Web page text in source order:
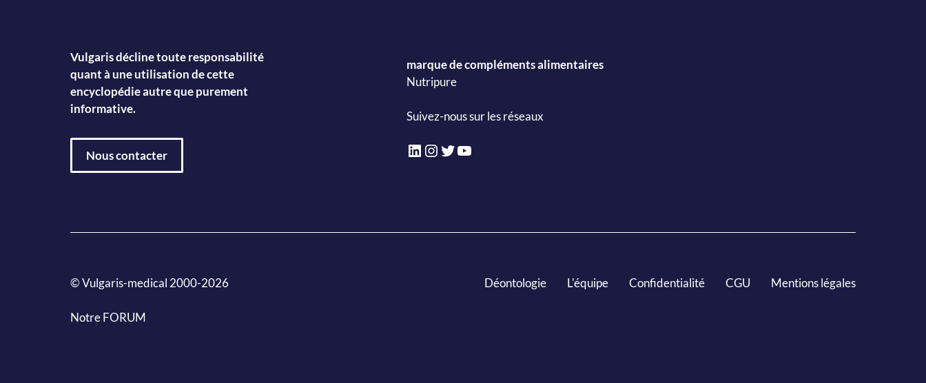
Vulgaris décline toute responsabilité
quant à une utilisation de cette
encyclopédie autre que purement
informative.
Nous contacter
marque de compléments alimentaires
Nutripure
Suivez-nous sur les réseaux
LinkedIn
Instagram
Twitter
YouTube
© Vulgaris-medical 2000-2026
Notre FORUM
Déontologie L'équipe Confidentialité CGU Mentions légales